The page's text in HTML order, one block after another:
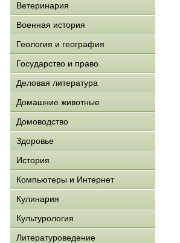
Ветеринария
Военная история
Геология и география
Государство и право
Деловая литература
Домашние животные
Домоводство
Здоровье
История
Компьютеры и Интернет
Кулинария
Культурология
Литературоведение